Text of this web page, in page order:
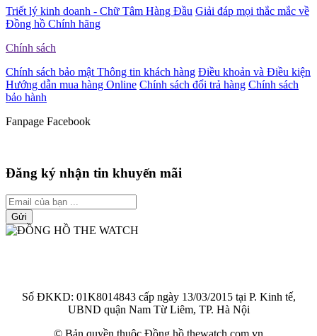
Triết lý kinh doanh - Chữ Tâm Hàng Đầu Giải đáp mọi thắc mắc về
Đồng hồ Chính hãng
Chính sách
Chính sách bảo mật Thông tin khách hàng Điều khoản và Điều kiện
Hướng dẫn mua hàng Online Chính sách đổi trả hàng Chính sách
bảo hành
Fanpage Facebook
Đăng ký nhận tin khuyến mãi
Gửi
Số ĐKKD: 01K8014843 cấp ngày 13/03/2015 tại P. Kinh tế,
UBND quận Nam Từ Liêm, TP. Hà Nội
© Bản quyền thuộc Đồng hồ thewatch.com.vn